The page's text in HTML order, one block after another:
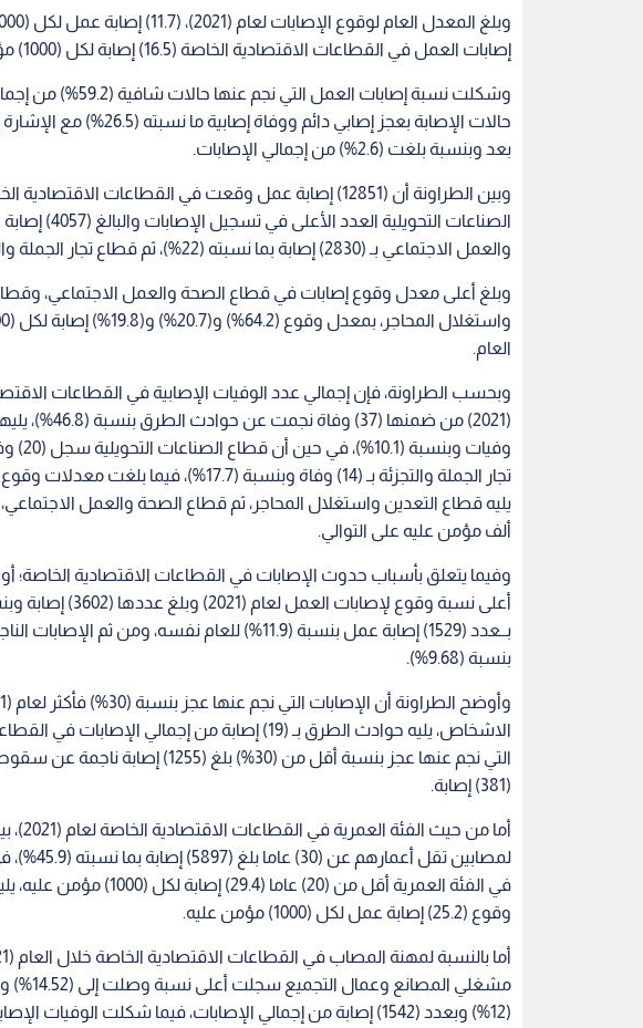
إصابات العمل في القطاعات الاقتصادية الخاصة (16.5) إصابة لكل (1000) مؤمن عليه.
حالات الإصابة بعجز إصابي
بعد وبنسبة بلغت (2.6%) من إجمالي الإصابات.
والعمل الاجتماعي بـ (2830) إصابة بما نسبته (22%)، ثم قطاع تجار الجملة والتجزئة بـ (2169) إصابة بما نسبته (16.9%).
وبلغ أعلى معدل وقوع إصابات في قطاع الصحة والعمل الاجتماعي، وقطاع
العام.
تجار الجملة والتجزئة بـ (14) وفاة وبنسبة
ألف مؤمن عليه على التوالي.
وفيما يتعلق بأسباب حدوث الإصابات في القطاعات الاقتصادية
بنسبة (9.68%).
الاشخاص، يليه حوادث الطرق بـ (19) إصابة من إجمالي
التي نجم عنها عجز بنسبة أقل من (30%)
(381) إصابة.
أما من
لمصابين
وقوع (25.2) إصابة عمل لكل (1000) مؤمن عليه.
(12%) وبعدد (1542) إصابة من إجمالي الإصابات، فيما شكلت